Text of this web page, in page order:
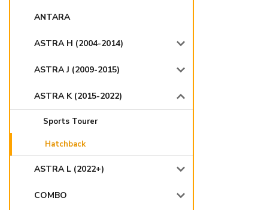
ANTARA
ASTRA H (2004-2014)
ASTRA J (2009-2015)
ASTRA K (2015-2022)
Sports Tourer
Hatchback
ASTRA L (2022+)
COMBO